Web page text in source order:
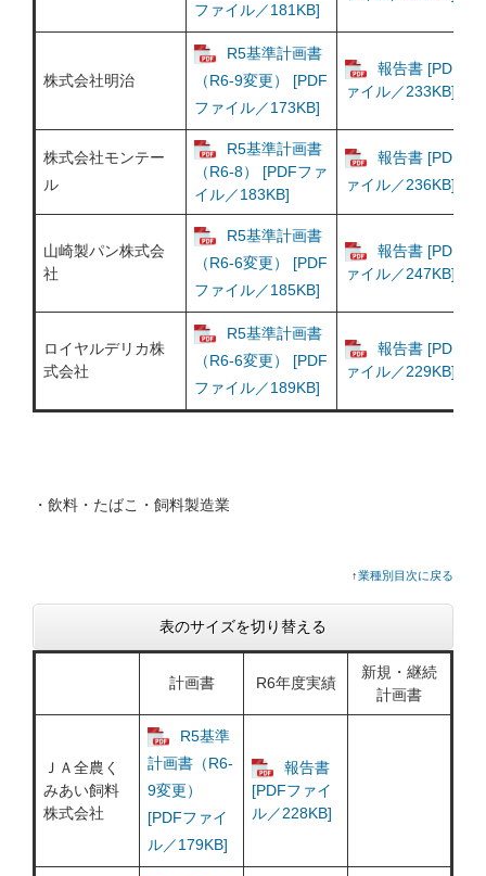
ファイル／181KB]
株式会社明治
R5基準計画書
（R6-9変更） [PDF
ファイル／173KB]
報告書 [PDFフ
ァイル／233KB]
株式会社モンテー
ル
R5基準計画書
（R6-8） [PDFファ
イル／183KB]
報告書 [PDFフ
ァイル／236KB]
山崎製パン株式会
社
R5基準計画書
（R6-6変更） [PDF
ファイル／185KB]
報告書 [PDFフ
ァイル／247KB]
ロイヤルデリカ株
式会社
R5基準計画書
（R6-6変更） [PDF
ファイル／189KB]
報告書 [PDFフ
ァイル／229KB]
・飲料・たばこ・飼料製造業
↑業種別目次に戻る
表のサイズを切り替える
計画書 R6年度実績
新規・継続
計画書
ＪＡ全農く
みあい飼料
株式会社
R5基準
計画書（R6-
9変更）
[PDFファイ
ル／179KB]
報告書
[PDFファイ
ル／228KB]